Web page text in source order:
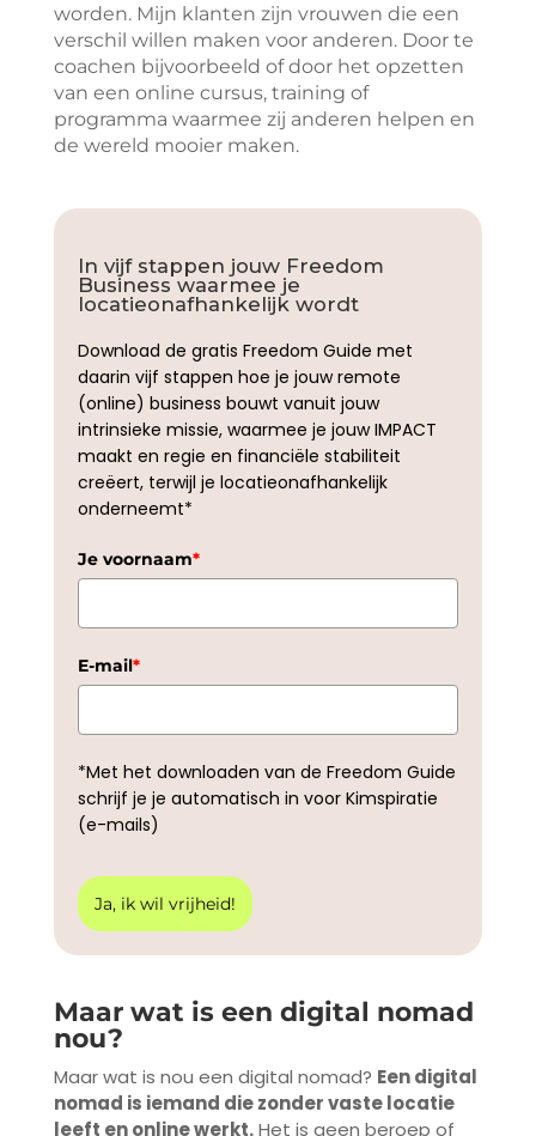
worden. Mijn klanten zijn vrouwen die een
verschil willen maken voor anderen. Door te
coachen bijvoorbeeld of door het opzetten
van een online cursus, training of
programma waarmee zij anderen helpen en
de wereld mooier maken.
In vijf stappen jouw Freedom
Business waarmee je
locatieonafhankelijk wordt
Download de gratis Freedom Guide met
daarin vijf stappen hoe je jouw remote
(online) business bouwt vanuit jouw
intrinsieke missie, waarmee je jouw IMPACT
maakt en regie en financiële stabiliteit
creëert, terwijl je locatieonafhankelijk
onderneemt*
Je voornaam*
E-mail*
*Met het downloaden van de Freedom Guide
schrijf je je automatisch in voor Kimspiratie
(e-mails)
Ja, ik wil vrijheid!
Maar wat is een digital nomad
nou?
Maar wat is nou een digital nomad? Een digital
nomad is iemand die zonder vaste locatie
leeft en online werkt.Het is geen beroep of